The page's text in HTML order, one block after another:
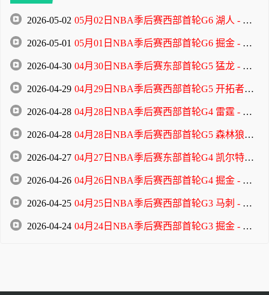
2026-05-02 05月02日NBA季后赛西部首轮G6 湖人 - 火箭 全场录像
2026-05-01 05月01日NBA季后赛西部首轮G6 掘金 - 森林狼 全场录像
2026-04-30 04月30日NBA季后赛东部首轮G5 猛龙 - 骑士 全场录像
2026-04-29 04月29日NBA季后赛西部首轮G5 开拓者 - 马刺 全场录像
2026-04-28 04月28日NBA季后赛西部首轮G4 雷霆 - 太阳 全场录像
2026-04-28 04月28日NBA季后赛西部首轮G5 森林狼 - 掘金 全场录像
2026-04-27 04月27日NBA季后赛东部首轮G4 凯尔特人 - 76人 全场录像
2026-04-26 04月26日NBA季后赛西部首轮G4 掘金 - 森林狼 全场录像
2026-04-25 04月25日NBA季后赛西部首轮G3 马刺 - 开拓者 全场录像
2026-04-24 04月24日NBA季后赛西部首轮G3 掘金 - 森林狼 全场录像